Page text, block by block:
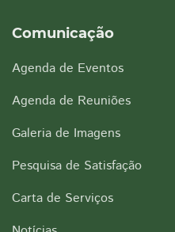
Comunicação
Agenda de Eventos
Agenda de Reuniões
Galeria de Imagens
Pesquisa de Satisfação
Carta de Serviços